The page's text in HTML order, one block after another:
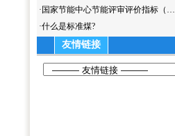
· 国家节能中心节能评审评价指标（…
·什么是标准煤?
友情链接